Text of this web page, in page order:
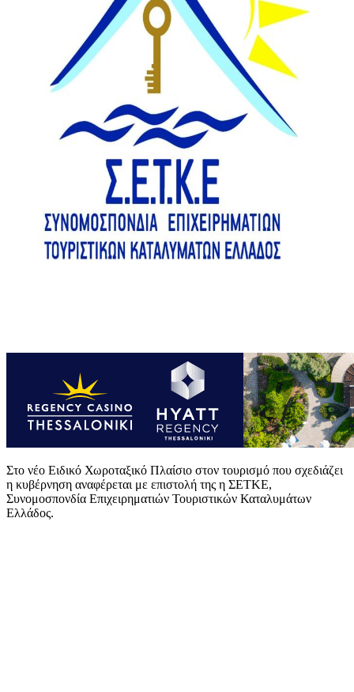
Στο νέο Ειδικό Χωροταξικό Πλαίσιο στον τουρισμό που σχεδιάζει
η κυβέρνηση αναφέρεται με επιστολή της η ΣΕΤΚΕ,
Συνομοσπονδία Επιχειρηματιών Τουριστικών Καταλυμάτων
Ελλάδος.